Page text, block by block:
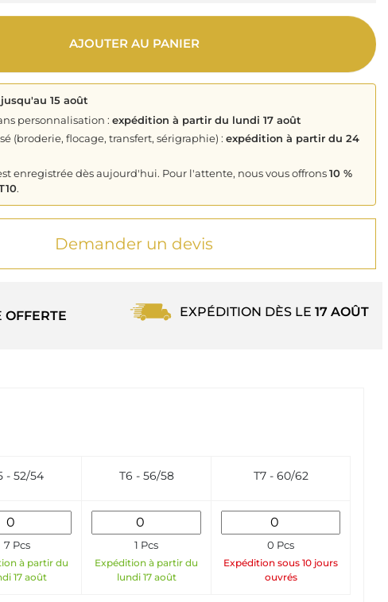
AJOUTER AU PANIER
15 août
personnalisation : expédition à partir du lundi 17 août
(broderie, flocage, transfert, sérigraphie) : expédition à partir du 24
enregistrée dès aujourd'hui. Pour l'attente, nous vous offrons10 %
.
Demander un devis
OFFERTE EXPÉDITION DÈS LE 17 AOÛT
- 52/54 T6 - 56/58 T7 - 60/62
7 Pcs
à partir du
17 août
1 Pcs
Expédition à partir du
lundi 17 août
0 Pcs
Expédition sous 10 jours
ouvrés